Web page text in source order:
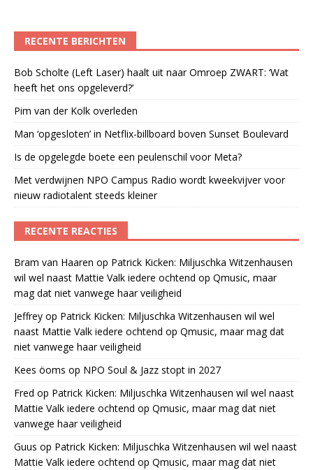
RECENTE BERICHTEN
Bob Scholte (Left Laser) haalt uit naar Omroep ZWART: ‘Wat
heeft het ons opgeleverd?’
Pim van der Kolk overleden
Man ‘opgesloten’ in Netflix-billboard boven Sunset Boulevard
Is de opgelegde boete een peulenschil voor Meta?
Met verdwijnen NPO Campus Radio wordt kweekvijver voor
nieuw radiotalent steeds kleiner
RECENTE REACTIES
Bram van Haaren op Patrick Kicken: Miljuschka Witzenhausen
wil wel naast Mattie Valk iedere ochtend op Qmusic, maar
mag dat niet vanwege haar veiligheid
Jeffrey op Patrick Kicken: Miljuschka Witzenhausen wil wel
naast Mattie Valk iedere ochtend op Qmusic, maar mag dat
niet vanwege haar veiligheid
Kees öoms op NPO Soul & Jazz stopt in 2027
Fred op Patrick Kicken: Miljuschka Witzenhausen wil wel naast
Mattie Valk iedere ochtend op Qmusic, maar mag dat niet
vanwege haar veiligheid
Guus op Patrick Kicken: Miljuschka Witzenhausen wil wel naast
Mattie Valk iedere ochtend op Qmusic, maar mag dat niet